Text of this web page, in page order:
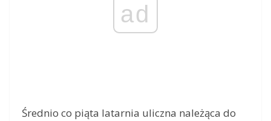
ad
Średnio co piąta latarnia uliczna należąca do